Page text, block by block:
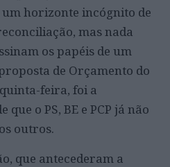
horizonte incógnito de
mas nada
os papéis de um
de Orçamento do
feira, foi a
o PS, BE e PCP já não
outros.
que antecederam a